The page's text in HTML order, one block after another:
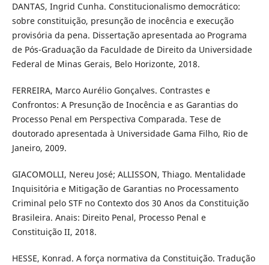
DANTAS, Ingrid Cunha. Constitucionalismo democrático:
sobre constituição, presunção de inocência e execução
provisória da pena. Dissertação apresentada ao Programa
de Pós-Graduação da Faculdade de Direito da Universidade
Federal de Minas Gerais, Belo Horizonte, 2018.
FERREIRA, Marco Aurélio Gonçalves. Contrastes e
Confrontos: A Presunção de Inocência e as Garantias do
Processo Penal em Perspectiva Comparada. Tese de
doutorado apresentada à Universidade Gama Filho, Rio de
Janeiro, 2009.
GIACOMOLLI, Nereu José; ALLISSON, Thiago. Mentalidade
Inquisitória e Mitigação de Garantias no Processamento
Criminal pelo STF no Contexto dos 30 Anos da Constituição
Brasileira. Anais: Direito Penal, Processo Penal e
Constituição II, 2018.
HESSE, Konrad. A força normativa da Constituição. Tradução